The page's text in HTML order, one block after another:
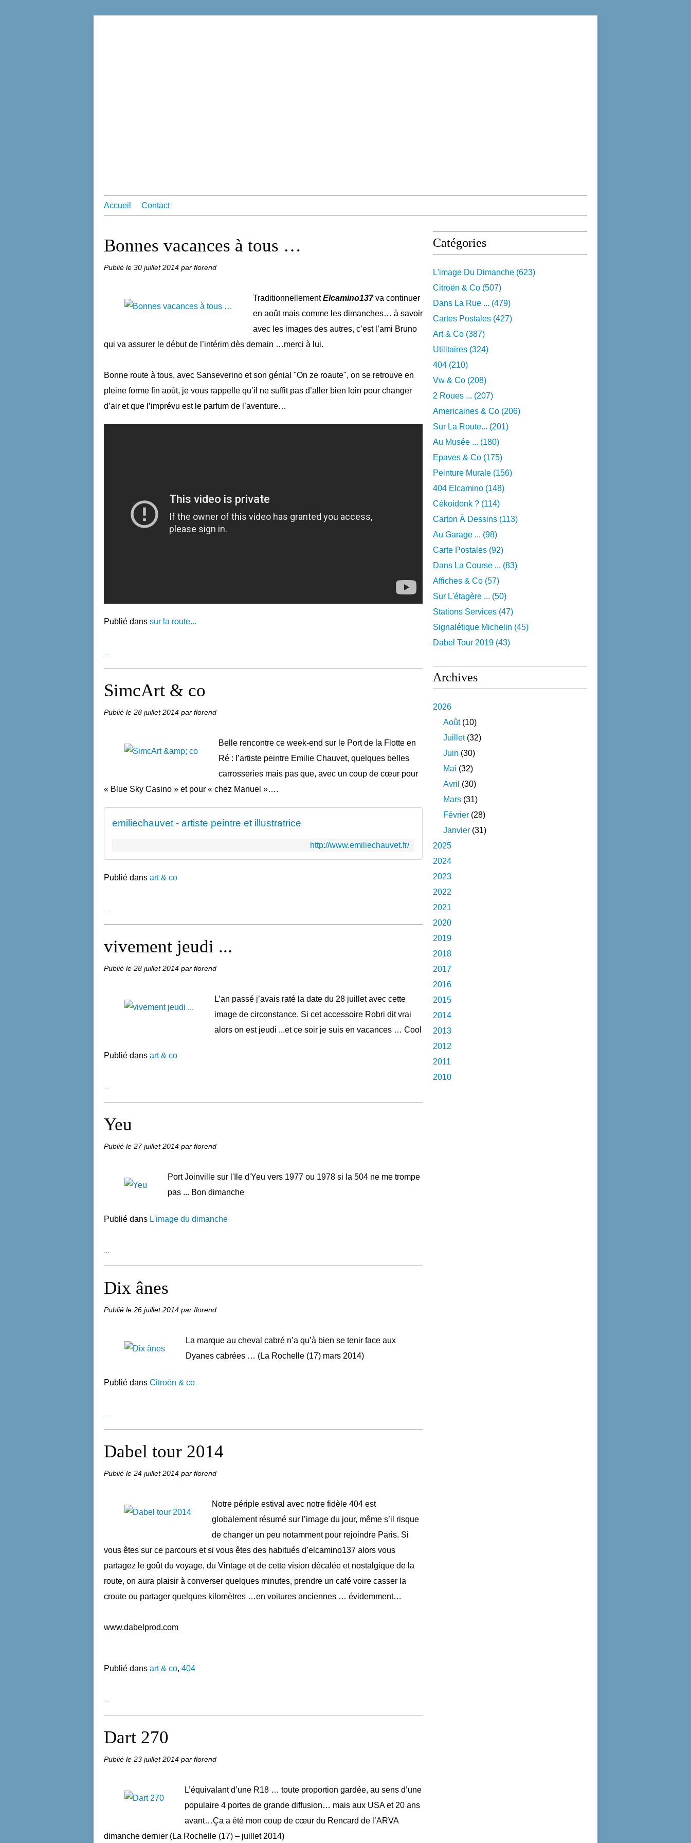
Accueil Contact
Bonnes vacances à tous …
Publié le 30 juillet 2014 par florend
TraditionnellementElcamino137va continuer
en août mais comme les dimanches… à savoir
avec les images des autres, c’est l’ami Bruno
qui va assurer le début de l’intérim dès demain …merci à lui.
Bonne route à tous, avec Sanseverino et son génial "On ze roaute", on se retrouve en
pleine forme fin août, je vous rappelle qu’il ne suffit pas d’aller bien loin pour changer
d’air et que l’imprévu est le parfum de l’aventure…
Publié dans sur la route...
SimcArt & co
Publié le 28 juillet 2014 par florend
Belle rencontre ce week-end sur le Port de la Flotte en
Ré : l’artiste peintre Emilie Chauvet, quelques belles
carrosseries mais pas que, avec un coup de cœur pour
« Blue Sky Casino » et pour « chez Manuel »….
emiliechauvet - artiste peintre et illustratrice
http://www.emiliechauvet.fr/
Publié dans art & co
vivement jeudi ...
Publié le 28 juillet 2014 par florend
L’an passé j’avais raté la date du 28 juillet avec cette
image de circonstance. Si cet accessoire Robri dit vrai
alors on est jeudi ...et ce soir je suis en vacances … Cool
Publié dans art & co
Yeu
Publié le 27 juillet 2014 par florend
Port Joinville sur l'ïle d'Yeu vers 1977 ou 1978 si la 504 ne me trompe
pas ... Bon dimanche
Publié dans L'image du dimanche
Dix ânes
Publié le 26 juillet 2014 par florend
La marque au cheval cabré n’a qu’à bien se tenir face aux
Dyanes cabrées … (La Rochelle (17) mars 2014)
Publié dans Citroën & co
Dabel tour 2014
Publié le 24 juillet 2014 par florend
Notre périple estival avec notre fidèle 404 est
globalement résumé sur l’image du jour, même s’il risque
de changer un peu notamment pour rejoindre Paris. Si
vous êtes sur ce parcours et si vous êtes des habitués d’elcamino137 alors vous
partagez le goût du voyage, du Vintage et de cette vision décalée et nostalgique de la
route, on aura plaisir à converser quelques minutes, prendre un café voire casser la
croute ou partager quelques kilomètres …en voitures anciennes … évidemment…
www.dabelprod.com
Publié dans art & co, 404
Dart 270
Publié le 23 juillet 2014 par florend
L’équivalant d’une R18 … toute proportion gardée, au sens d’une
populaire 4 portes de grande diffusion… mais aux USA et 20 ans
avant…Ça a été mon coup de cœur du Rencard de l’ARVA
dimanche dernier (La Rochelle (17) – juillet 2014)
Catégories
L'image Du Dimanche (623)
Citroën & Co (507)
Dans La Rue ... (479)
Cartes Postales (427)
Art & Co (387)
Utilitaires (324)
404 (210)
Vw & Co (208)
2 Roues ... (207)
Americaines & Co (206)
Sur La Route... (201)
Au Musée ... (180)
Epaves & Co (175)
Peinture Murale (156)
404 Elcamino (148)
Cékoidonk ? (114)
Carton À Dessins (113)
Au Garage ... (98)
Carte Postales (92)
Dans La Course ... (83)
Affiches & Co (57)
Sur L'étagère ... (50)
Stations Services (47)
Signalétique Michelin (45)
Dabel Tour 2019 (43)
Archives
2026
Août(10)
Juillet(32)
Juin (30)
Mai (32)
Avril (30)
Mars (31)
Février (28)
Janvier (31)
2025
2024
2023
2022
2021
2020
2019
2018
2017
2016
2015
2014
2013
2012
2011
2010